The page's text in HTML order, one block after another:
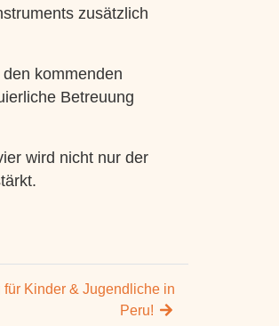
zusätzlich
kommenden
Betreuung
wird nicht nur der
Kinder & Jugendliche in
Peru!